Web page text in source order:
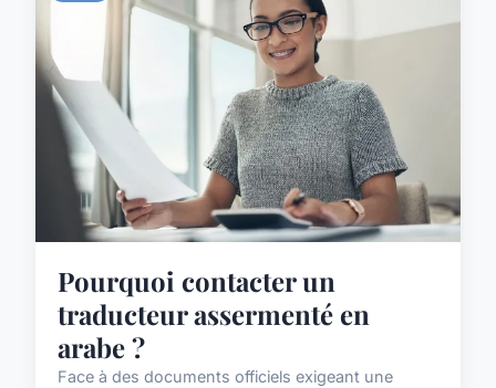
Pourquoi contacter un
traducteur assermenté en
arabe ?
Face à des documents officiels exigeant une